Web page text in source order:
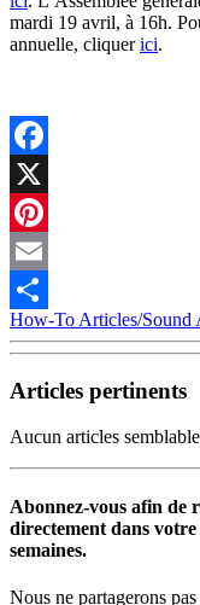
mardi 19 avril, à 16h.
annuelle, cliquerici.
Facebook
X
Pinterest
Email
Partager
How-To Articles/Sound
Articles pertinents
Aucun articles semblable
Abonnez-vous afin de
directement dans
semaines.
Nous ne partagerons